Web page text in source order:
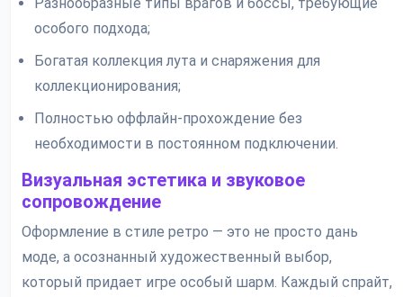
Разнообразные типы врагов и боссы, требующие
особого подхода;
Богатая коллекция лута и снаряжения для
коллекционирования;
Полностью оффлайн-прохождение без
необходимости в постоянном подключении.
Визуальная эстетика и звуковое
сопровождение
Оформление в стиле ретро — это не просто дань
моде, а осознанный художественный выбор,
который придает игре особый шарм. Каждый спрайт,